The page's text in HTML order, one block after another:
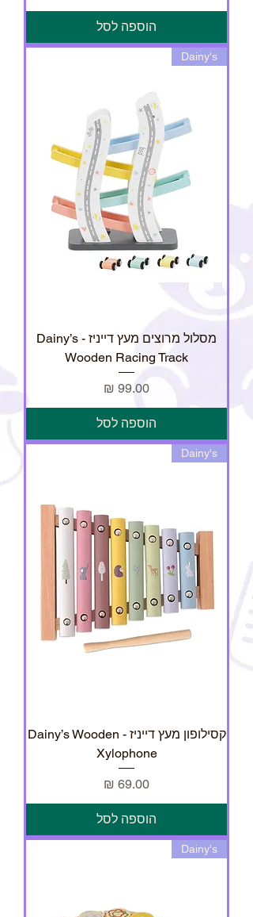
הוספה לסל
Dainy's
מסלול מרוצים מעץ דייניז - Dainy’s
Wooden Racing Track
מחיר
הוספה לסל
Dainy's
קסילופון מעץ דייניז - Dainy’s Wooden
Xylophone
מחיר
הוספה לסל
Dainy's